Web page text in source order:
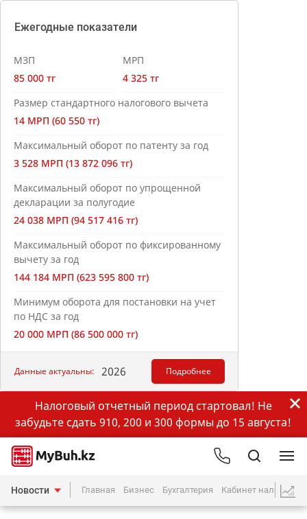
Ежегодные показатели
МЗП
85 000 тг
МРП
4 325 тг
Размер стандартного налогового вычета
14 МРП (60 550 тг)
Максимальный оборот по патенту за год
3 528 МРП (13 872 096 тг)
Максимальный оборот по упрощенной
декларации за полугодие
24 038 МРП (94 517 416 тг)
Максимальный оборот по фиксированному
вычету за год
144 184 МРП (623 595 800 тг)
Минимум оборота для постановки на учет
по НДС за год
20 000 МРП (86 500 000 тг)
Данные актуальны: 2026 Подробнее
Налоговый отчетный период стартовал! Не
забудьте сдать 910, 200 и 300 формы до 15 августа!
Новости Главная Бизнес Бухгалтерия Кабинет